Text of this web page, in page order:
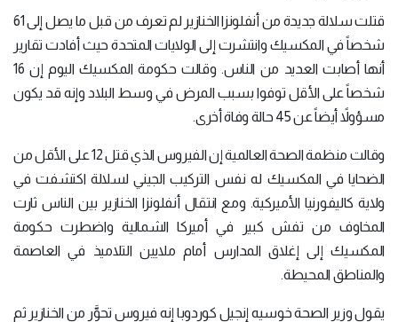
قتلت سلالة جديدة من أنفلونزا الخنازير لم تعرف من قبل ما يصل إلى 61
شخصاً في المكسيك وانتشرت إلى الولايات المتحدة حيث أفادت تقارير
أنها أصابت العديد من الناس. وقالت حكومة المكسيك اليوم إن 16
شخصاً على الأقل توفوا بسبب المرض في وسط البلاد وإنه قد يكون
مسؤولاً أيضاً عن 45 حالة وفاة أخرى.
وقالت منظمة الصحة العالمية إن الفيروس الذي قتل 12 على الأقل من
الضحايا في المكسيك له نفس التركيب الجيني لسلالة اكتشفت في
ولاية كاليفورنيا الأميركية. ومع انتقال أنفلونزا الخنازير بين الناس ثارت
المخاوف من تفش كبير في أميركا الشمالية واضطرت حكومة
المكسيك إلى إغلاق المدارس أمام ملايين التلاميذ في العاصمة
والمناطق المحيطة.
يقول وزير الصحة خوسيه إنجيل كوردوبا إنه فيروس تحوَّر من الخنازير ثم